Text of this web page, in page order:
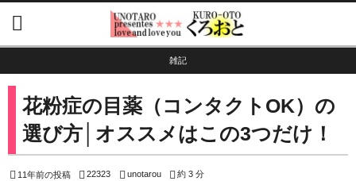
雑記
花粉症の目薬（コンタクトOK）の
選び方│オススメはこの3つだけ！
11年前の投稿 22323 unotarou 約 3 分